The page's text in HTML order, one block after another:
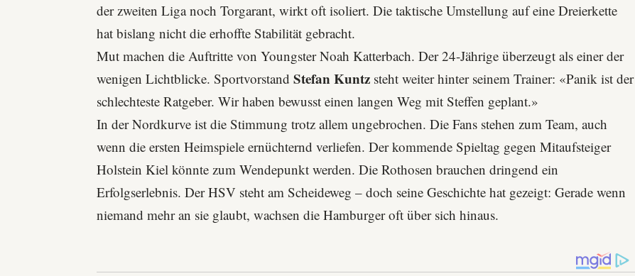
der zweiten Liga noch Torgarant, wirkt oft isoliert. Die taktische Umstellung auf eine Dreierkette
hat bislang nicht die erhoffte Stabilität gebracht.
Mut machen die Auftritte von YoungsterNoah Katterbach. Der 24-Jährige überzeugt als einer der
wenigen Lichtblicke. SportvorstandStefan Kuntz steht weiter hinter seinem Trainer: «Panik ist der
schlechteste Ratgeber. Wir haben bewusst einen langen Weg mit Steffen geplant.»
In der Nordkurve ist die Stimmung trotz allem ungebrochen. Die Fans stehen zum Team, auch
wenn die ersten Heimspiele ernüchternd verliefen. Der kommende Spieltag gegen Mitaufsteiger
Holstein Kiel könnte zum Wendepunkt werden. Die Rothosen brauchen dringend ein
Erfolgserlebnis. Der HSV steht am Scheideweg – doch seine Geschichte hat gezeigt: Gerade wenn
niemand mehr an sie glaubt, wachsen die Hamburger oft über sich hinaus.